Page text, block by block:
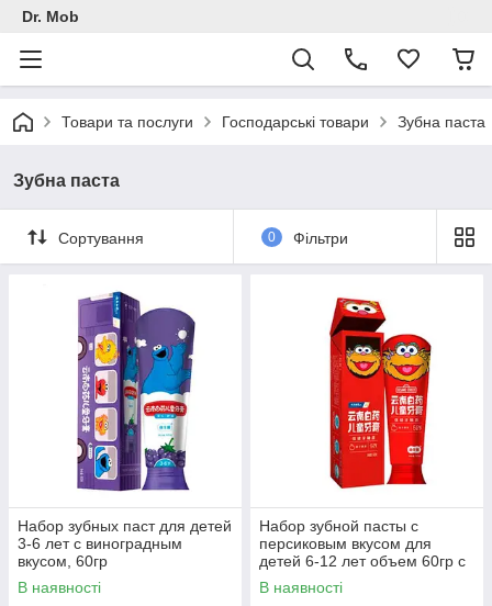
Dr. Mob
Товари та послуги Господарські товари Зубна паста
Зубна паста
Сортування 0 Фільтри
Набор зубных паст для детей
3-6 лет с виноградным
вкусом, 60гр
В наявності
Набор зубной пасты с
персиковым вкусом для
детей 6-12 лет объем 60гр с
зубной щеткой в подарок
безопасно очищает зубы и
В наявності